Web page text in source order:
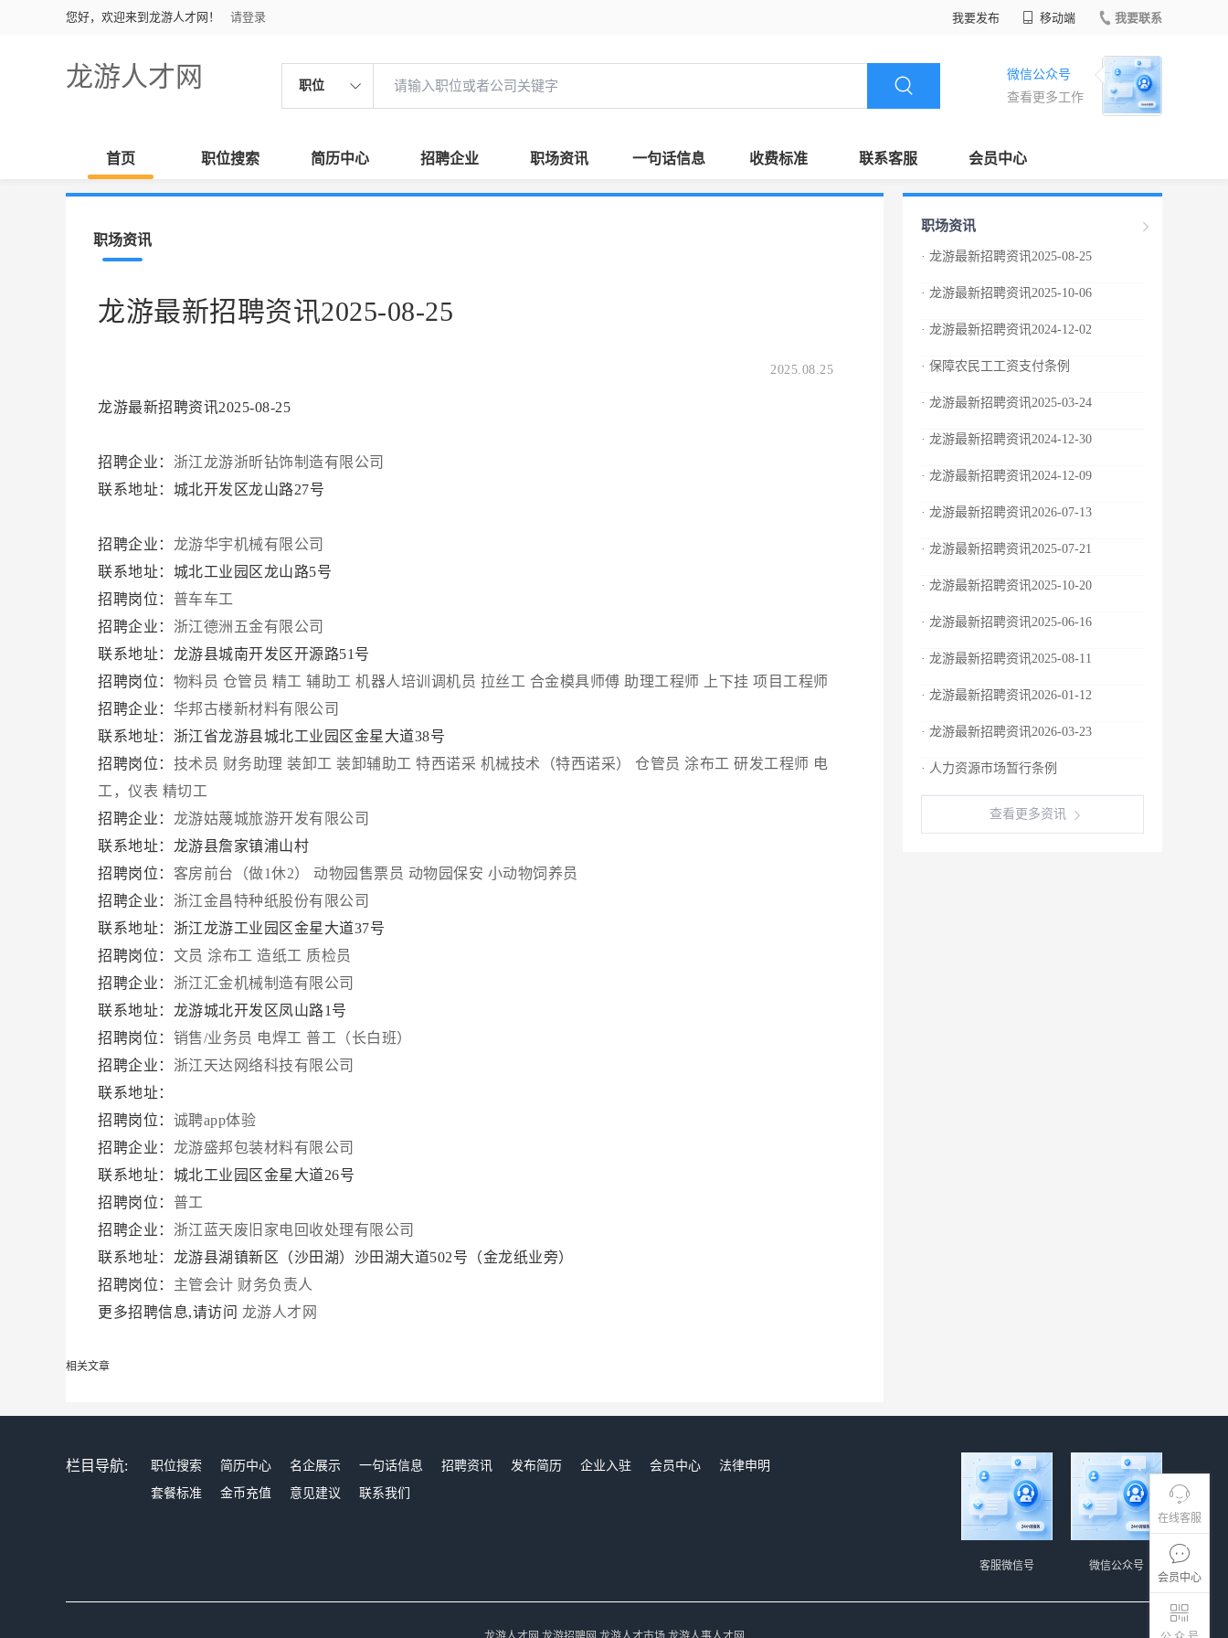
您好，欢迎来到龙游人才网！ 请登录 我要发布 移动端 我要联系
龙游人才网 职位
微信公众号
查看更多工作
首页 职位搜索 简历中心 招聘企业 职场资讯 一句话信息 收费标准 联系客服 会员中心
在线客服
会员中心
职场资讯
龙游最新招聘资讯2025-08-25
2025.08.25
龙游最新招聘资讯2025-08-25
招聘企业： 浙江龙游浙昕钻饰制造有限公司
联系地址：城北开发区龙山路27号
招聘企业： 龙游华宇机械有限公司
联系地址：城北工业园区龙山路5号
招聘岗位： 普车车工
招聘企业： 浙江德洲五金有限公司
联系地址：龙游县城南开发区开源路51号
招聘岗位： 物料员 仓管员 精工 辅助工 机器人培训调机员 拉丝工 合金模具师傅 助理工程师 上下挂 项目工程师
招聘企业： 华邦古楼新材料有限公司
联系地址：浙江省龙游县城北工业园区金星大道38号
招聘岗位： 技术员 财务助理 装卸工 装卸辅助工 特西诺采 机械技术（特西诺采） 仓管员 涂布工 研发工程师 电
工，仪表 精切工
招聘企业： 龙游姑蔑城旅游开发有限公司
联系地址：龙游县詹家镇浦山村
招聘岗位： 客房前台（做1休2） 动物园售票员 动物园保安 小动物饲养员
招聘企业： 浙江金昌特种纸股份有限公司
联系地址：浙江龙游工业园区金星大道37号
招聘岗位： 文员 涂布工 造纸工 质检员
招聘企业： 浙江汇金机械制造有限公司
联系地址：龙游城北开发区凤山路1号
招聘岗位： 销售/业务员 电焊工 普工（长白班）
招聘企业： 浙江天达网络科技有限公司
联系地址：
招聘岗位： 诚聘app体验
招聘企业： 龙游盛邦包装材料有限公司
联系地址：城北工业园区金星大道26号
招聘岗位： 普工
招聘企业： 浙江蓝天废旧家电回收处理有限公司
联系地址：龙游县湖镇新区（沙田湖）沙田湖大道502号（金龙纸业旁）
招聘岗位： 主管会计 财务负责人
更多招聘信息,请访问 龙游人才网
相关文章
职场资讯
· 龙游最新招聘资讯2025-08-25
· 龙游最新招聘资讯2025-10-06
· 龙游最新招聘资讯2024-12-02
· 保障农民工工资支付条例
· 龙游最新招聘资讯2025-03-24
· 龙游最新招聘资讯2024-12-30
· 龙游最新招聘资讯2024-12-09
· 龙游最新招聘资讯2026-07-13
· 龙游最新招聘资讯2025-07-21
· 龙游最新招聘资讯2025-10-20
· 龙游最新招聘资讯2025-06-16
· 龙游最新招聘资讯2025-08-11
· 龙游最新招聘资讯2026-01-12
· 龙游最新招聘资讯2026-03-23
· 人力资源市场暂行条例
查看更多资讯
栏目导航: 职位搜索 简历中心 名企展示 一句话信息 招聘资讯 发布简历 企业入驻 会员中心
法律申明
套餐标准
金币充值 意见建议 联系我们
微信公众号
客服微信号